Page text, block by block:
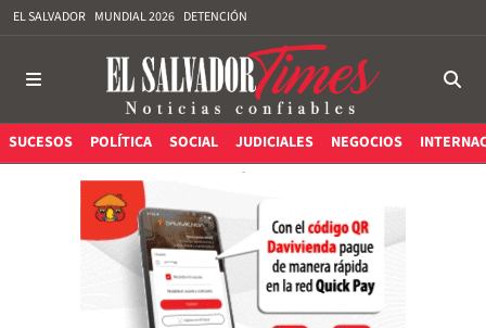
EL SALVADOR MUNDIAL 2026 DETENCIÓN
SUCESOS POLÍTICA SOCIAL JUDICIALES NEGOCIOS